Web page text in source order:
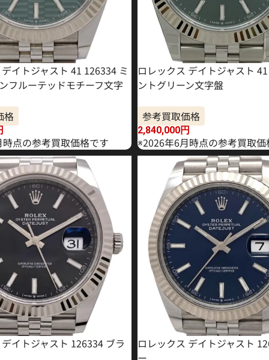
イトジャスト 41 126334 ミ
フルーテッドモチーフ文字
格
点の参考買取価格です
ロレックス デイトジャスト
ントグリーン文字盤
参考買取価格
2,840,000円
※2026年6月時点の参考買取価
イトジャスト 126334 ブラ
ロレックス デイトジャスト